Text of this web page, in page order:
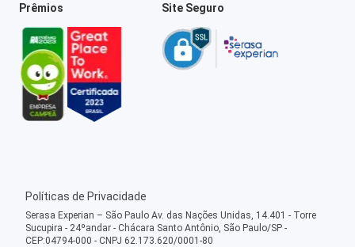
Prêmios Site Seguro
Políticas de Privacidade
Serasa Experian – São Paulo Av. das Nações Unidas, 14.401 - Torre
Sucupira - 24ºandar - Chácara Santo Antônio, São Paulo/SP -
CEP:04794-000 - CNPJ 62.173.620/0001-80